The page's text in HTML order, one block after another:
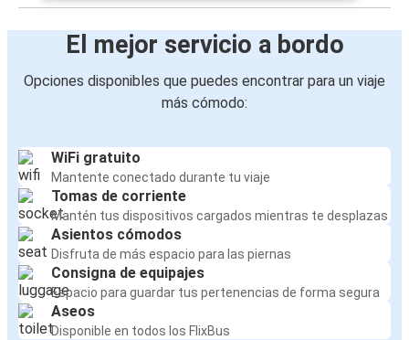
El mejor servicio a bordo
Opciones disponibles que puedes encontrar para un viaje
más cómodo:
WiFi gratuito
Mantente conectado durante tu viaje
Tomas de corriente
Mantén tus dispositivos cargados mientras te desplazas
Asientos cómodos
Disfruta de más espacio para las piernas
Consigna de equipajes
Espacio para guardar tus pertenencias de forma segura
Aseos
Disponible en todos los FlixBus